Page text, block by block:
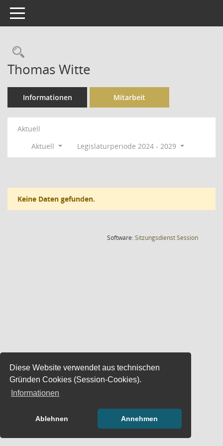
Diese Website verwendet aus technischen
Gründen Cookies (Session-Cookies).
Informationen
Ablehnen Annehmen
Toggle navigation
Rechercheauswahl
Thomas Witte
Informationen Mitarbeit
Aktuell
Aktuell
Legislaturperiode 2024 - 2029
Keine Daten gefunden.
Software:SitzungsdienstSession(Wird in